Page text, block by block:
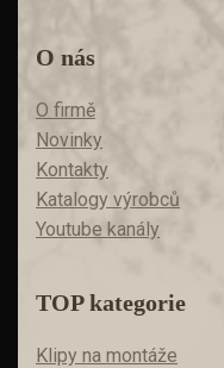
O nás
O firmě
Novinky
Kontakty
Katalogy výrobců
Youtube kanály
TOP kategorie
Klipy na montáže